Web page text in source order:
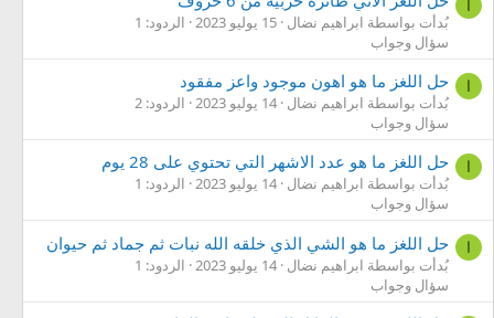
ا
بُدأت بواسطة ابراهيم نضال 15 يوليو 2023
الردود: 1
سؤال وجواب
ا حل اللغز ما هو اهون موجود واعز مفقود
بُدأت بواسطة ابراهيم نضال 14 يوليو 2023
الردود: 2
سؤال وجواب
ا حل اللغز ما هو عدد الاشهر التي تحتوي على 28 يوم
بُدأت بواسطة ابراهيم نضال 14 يوليو 2023
الردود: 1
سؤال وجواب
ا حل اللغز ما هو الشي الذي خلقه الله نبات ثم جماد ثم حيوان
بُدأت بواسطة ابراهيم نضال 14 يوليو 2023
الردود: 1
سؤال وجواب